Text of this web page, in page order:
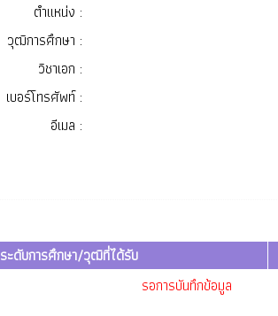
ตำแหน่ง :
วุฒิการศึกษา :
วิชาเอก :
เบอร์โทรศัพท์ :
อีเมล :
ระดับการศึกษา/วุฒิที่ได้รับ
รอการบันทึกข้อมูล